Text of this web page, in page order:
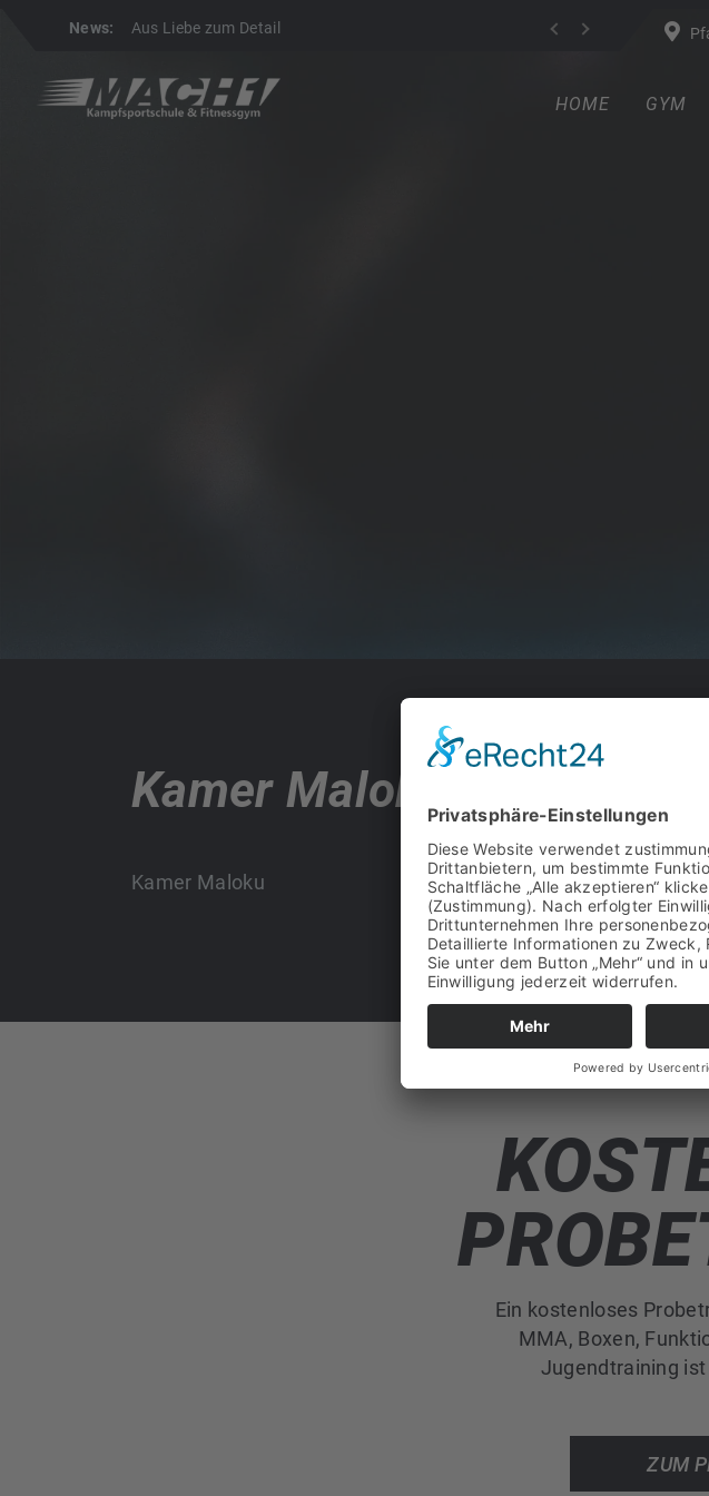
News: Aus Liebe zum Detail
HOME GYM
Kamer Maloku
Kamer Maloku
Ein kostenloses
MMA, Boxen,
Jugendtraining
ZUM